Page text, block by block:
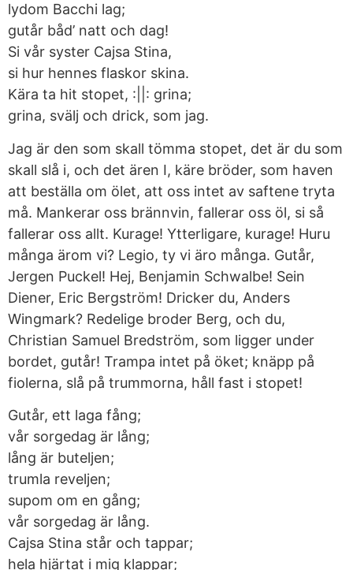
lydom Bacchi lag;
gutår båd’ natt och dag!
Si vår syster Cajsa Stina,
si hur hennes flaskor skina.
Kära ta hit stopet, :||: grina;
grina, svälj och drick, som jag.
Jag är den som skall tömma stopet, det är du som
skall slå i, och det ären I, käre bröder, som haven
att beställa om ölet, att oss intet av saftene tryta
må. Mankerar oss brännvin, fallerar oss öl, si så
fallerar oss allt. Kurage! Ytterligare, kurage! Huru
många ärom vi? Legio, ty vi äro många. Gutår,
Jergen Puckel! Hej, Benjamin Schwalbe! Sein
Diener, Eric Bergström! Dricker du, Anders
Wingmark? Redelige broder Berg, och du,
Christian Samuel Bredström, som ligger under
bordet, gutår! Trampa intet på öket; knäpp på
fiolerna, slå på trummorna, håll fast i stopet!
Gutår, ett laga fång;
vår sorgedag är lång;
lång är buteljen;
trumla reveljen;
supom om en gång;
vår sorgedag är lång.
Cajsa Stina står och tappar;
hela hjärtat i mig klappar;